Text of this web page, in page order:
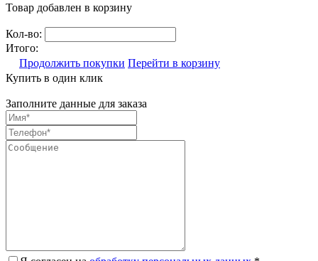
Товар добавлен в корзину
Кол-во:
Итого:
Продолжить покупки Перейти в корзину
Купить в один клик
Заполните данные для заказа